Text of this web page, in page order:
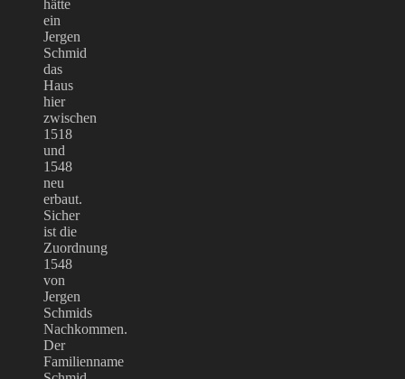
hätte
ein
Jergen
Schmid
das
Haus
hier
zwischen
1518
und
1548
neu
erbaut.
Sicher
ist die
Zuordnung
1548
von
Jergen
Schmids
Nachkommen.
Der
Familienname